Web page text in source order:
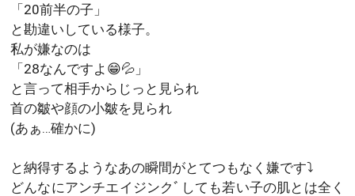
「20前半の子」
と勘違いしている様子。
私が嫌なのは
「28なんですよ😁💦」
と言って相手からじっと見られ
首の皺や顔の小皺を見られ
(あぁ…確かに)
と納得するようなあの瞬間がとてつもなく嫌です⤵
どんなにアンチエイジンクﾞしても若い子の肌とは全く